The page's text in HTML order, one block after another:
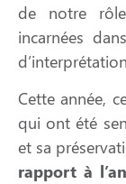
de notre
incarnées
Cette année,
qui ont été
et sa
rapport à